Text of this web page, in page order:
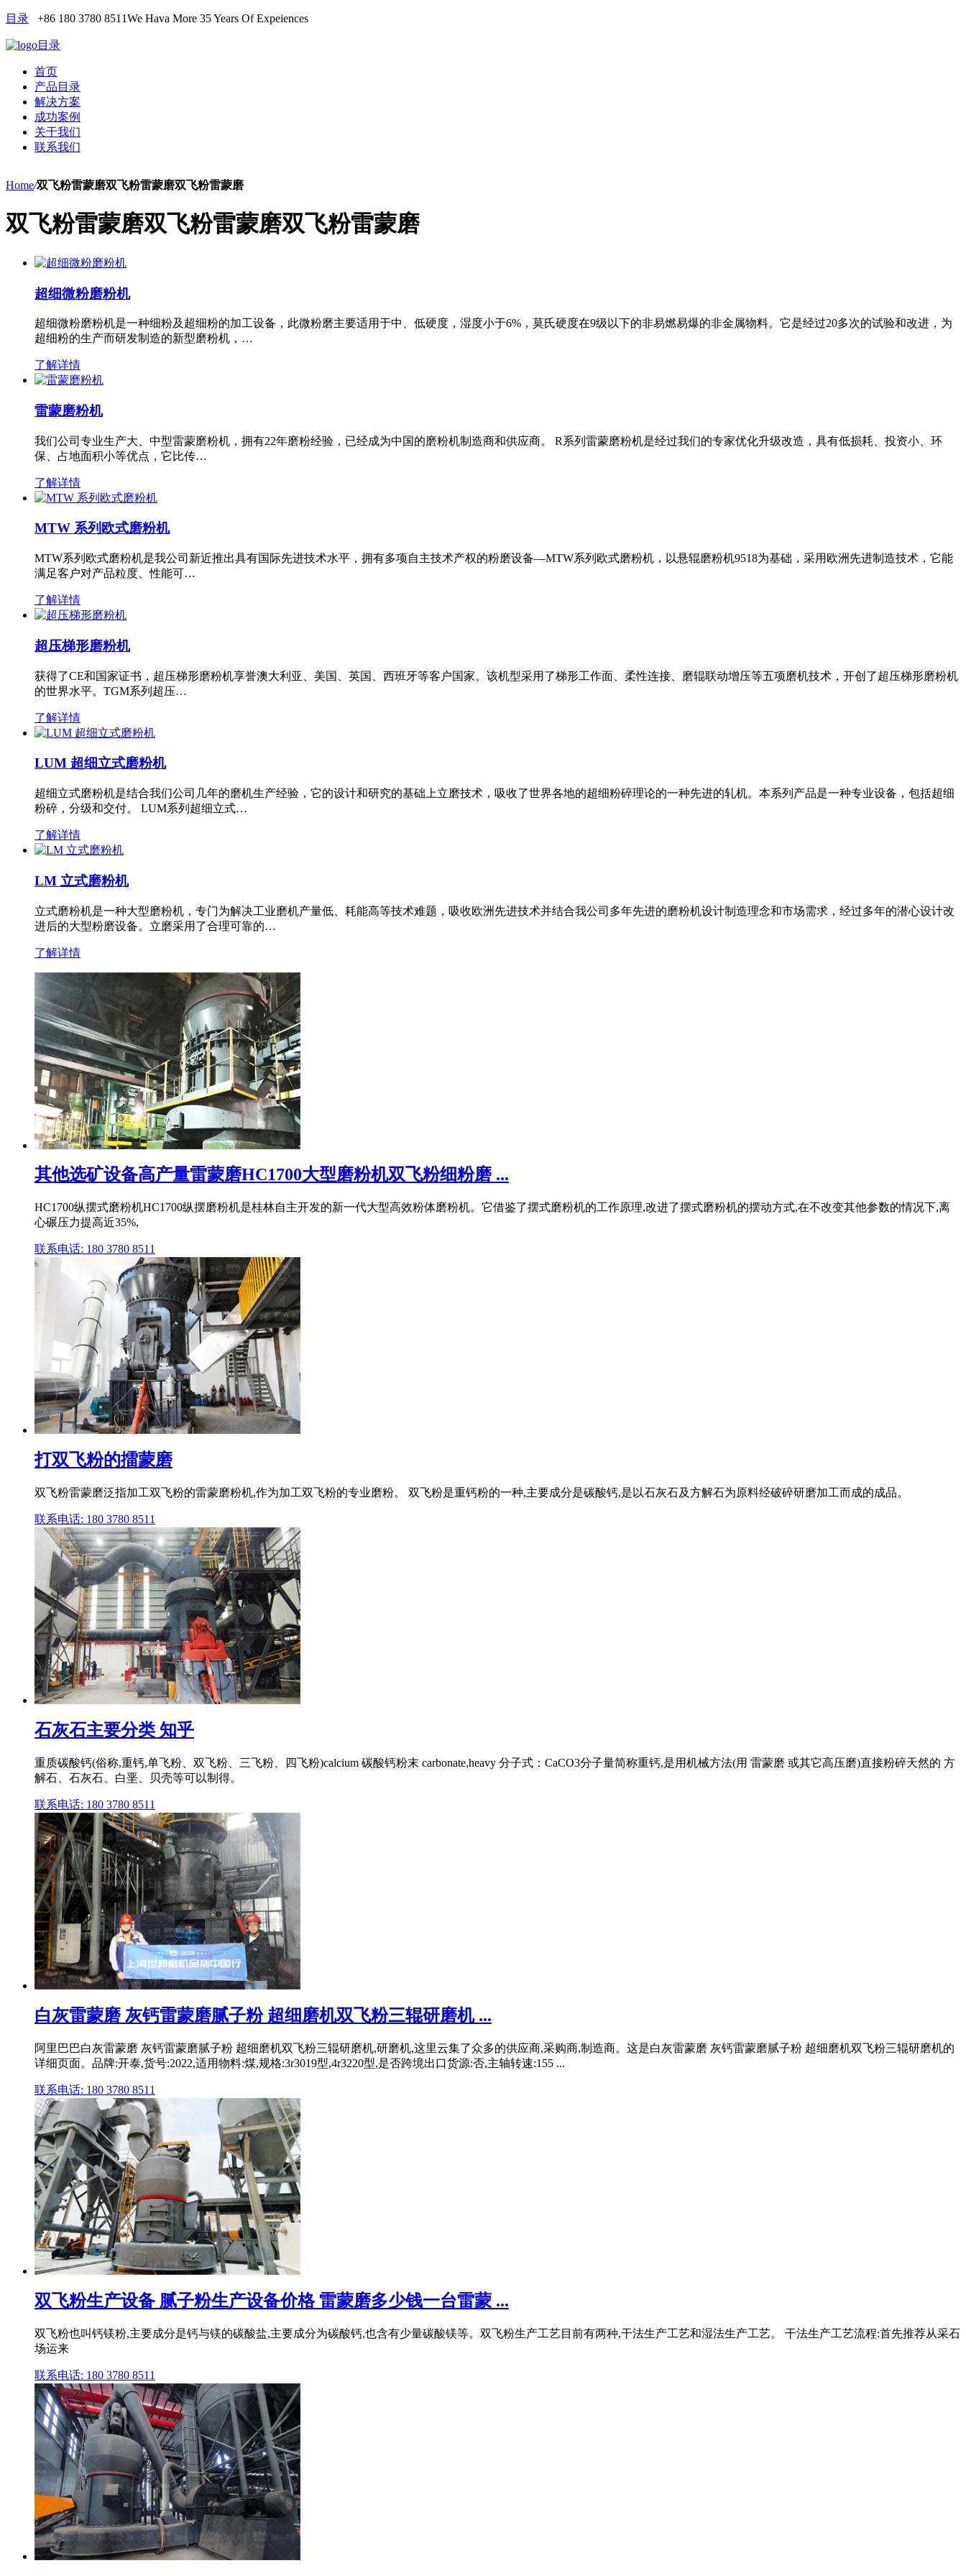
目录 +86 180 3780 8511We Hava More 35 Years Of Expeiences
目录
首页
产品目录
解决方案
成功案例
关于我们
联系我们
Home/双飞粉雷蒙磨双飞粉雷蒙磨双飞粉雷蒙磨
双飞粉雷蒙磨双飞粉雷蒙磨双飞粉雷蒙磨
超细微粉磨粉机
超细微粉磨粉机是一种细粉及超细粉的加工设备，此微粉磨主要适用于中、低硬度，湿度小于6%，莫氏硬度在9级以下的非易燃易爆的非金属物料。它是经过20多次的试验和改进，为
超细粉的生产而研发制造的新型磨粉机，…
了解详情
雷蒙磨粉机
我们公司专业生产大、中型雷蒙磨粉机，拥有22年磨粉经验，已经成为中国的磨粉机制造商和供应商。 R系列雷蒙磨粉机是经过我们的专家优化升级改造，具有低损耗、投资小、环
保、占地面积小等优点，它比传…
了解详情
MTW 系列欧式磨粉机
MTW系列欧式磨粉机是我公司新近推出具有国际先进技术水平，拥有多项自主技术产权的粉磨设备—MTW系列欧式磨粉机，以悬辊磨粉机9518为基础，采用欧洲先进制造技术，它能
满足客户对产品粒度、性能可…
了解详情
超压梯形磨粉机
获得了CE和国家证书，超压梯形磨粉机享誉澳大利亚、美国、英国、西班牙等客户国家。该机型采用了梯形工作面、柔性连接、磨辊联动增压等五项磨机技术，开创了超压梯形磨粉机
的世界水平。TGM系列超压…
了解详情
LUM 超细立式磨粉机
超细立式磨粉机是结合我们公司几年的磨机生产经验，它的设计和研究的基础上立磨技术，吸收了世界各地的超细粉碎理论的一种先进的轧机。本系列产品是一种专业设备，包括超细
粉碎，分级和交付。 LUM系列超细立式…
了解详情
LM 立式磨粉机
立式磨粉机是一种大型磨粉机，专门为解决工业磨机产量低、耗能高等技术难题，吸收欧洲先进技术并结合我公司多年先进的磨粉机设计制造理念和市场需求，经过多年的潜心设计改
进后的大型粉磨设备。立磨采用了合理可靠的…
了解详情
其他选矿设备高产量雷蒙磨HC1700大型磨粉机双飞粉细粉磨 ...
HC1700纵摆式磨粉机HC1700纵摆磨粉机是桂林自主开发的新一代大型高效粉体磨粉机。它借鉴了摆式磨粉机的工作原理,改进了摆式磨粉机的摆动方式,在不改变其他参数的情况下,离
心碾压力提高近35%,
联系电话: 180 3780 8511
打双飞粉的擂蒙磨
双飞粉雷蒙磨泛指加工双飞粉的雷蒙磨粉机,作为加工双飞粉的专业磨粉。 双飞粉是重钙粉的一种,主要成分是碳酸钙,是以石灰石及方解石为原料经破碎研磨加工而成的成品。
联系电话: 180 3780 8511
石灰石主要分类 知乎
重质碳酸钙(俗称,重钙,单飞粉、双飞粉、三飞粉、四飞粉)calcium 碳酸钙粉末 carbonate,heavy 分子式：CaCO3分子量简称重钙,是用机械方法(用 雷蒙磨 或其它高压磨)直接粉碎天然的 方
解石、石灰石、白垩、贝壳等可以制得。
联系电话: 180 3780 8511
白灰雷蒙磨 灰钙雷蒙磨腻子粉 超细磨机双飞粉三辊研磨机 ...
阿里巴巴白灰雷蒙磨 灰钙雷蒙磨腻子粉 超细磨机双飞粉三辊研磨机,研磨机,这里云集了众多的供应商,采购商,制造商。这是白灰雷蒙磨 灰钙雷蒙磨腻子粉 超细磨机双飞粉三辊研磨机的
详细页面。品牌:开泰,货号:2022,适用物料:煤,规格:3r3019型,4r3220型,是否跨境出口货源:否,主轴转速:155 ...
联系电话: 180 3780 8511
双飞粉生产设备 腻子粉生产设备价格 雷蒙磨多少钱一台雷蒙 ...
双飞粉也叫钙镁粉,主要成分是钙与镁的碳酸盐,主要成分为碳酸钙,也含有少量碳酸镁等。双飞粉生产工艺目前有两种,干法生产工艺和湿法生产工艺。 干法生产工艺流程:首先推荐从采石
场运来
联系电话: 180 3780 8511